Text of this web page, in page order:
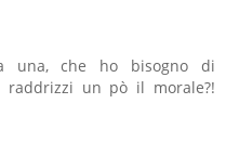
una, che ho bisogno di
un pò il morale?!